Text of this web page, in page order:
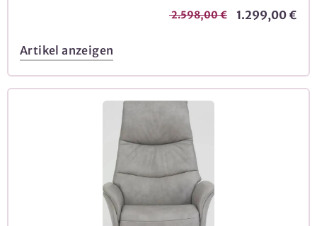
2.598,00 € 1.299,00 €
Artikel anzeigen